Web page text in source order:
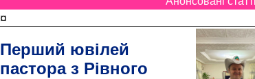
¤
Перший ювілей
пастора з Рівного